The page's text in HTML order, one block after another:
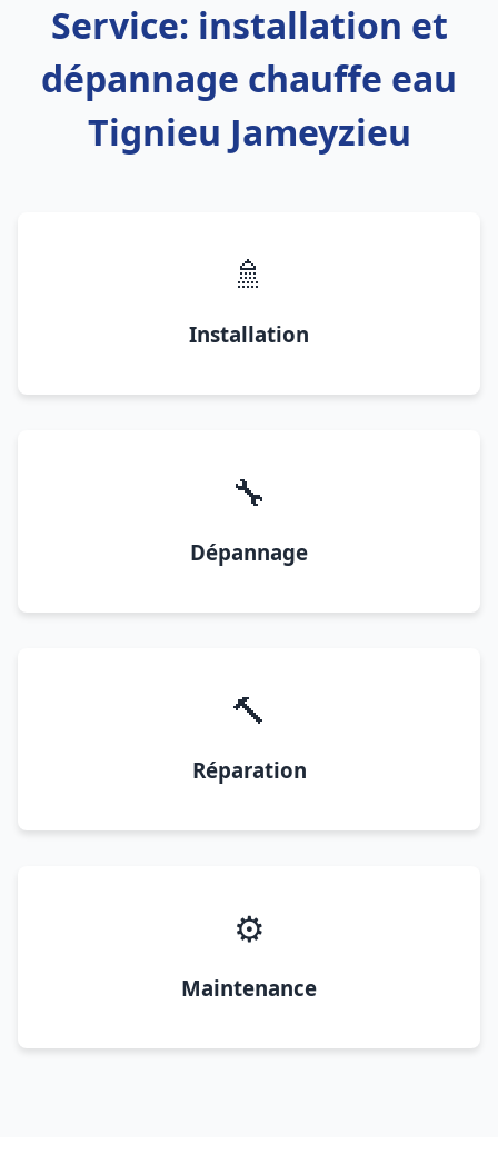
Service: installation et
dépannage chauffe eau
Tignieu Jameyzieu
🚿
Installation
🔧
Dépannage
🔨
Réparation
⚙️
Maintenance